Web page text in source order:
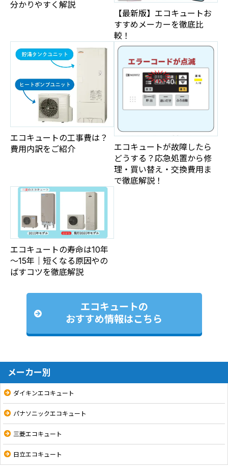
分かりやすく解説
【最新版】エコキュートお
すすめメーカーを徹底比
較！
エコキュートの工事費は？
費用内訳をご紹介
エコキュートが故障したら
どうする？応急処置から修
理・買い替え・交換費用ま
で徹底解説！
エコキュートの寿命は10年
～15年｜短くなる原因やの
ばすコツを徹底解説
エコキュートの
おすすめ情報はこちら
メーカー別
ダイキンエコキュート
パナソニックエコキュート
三菱エコキュート
日立エコキュート